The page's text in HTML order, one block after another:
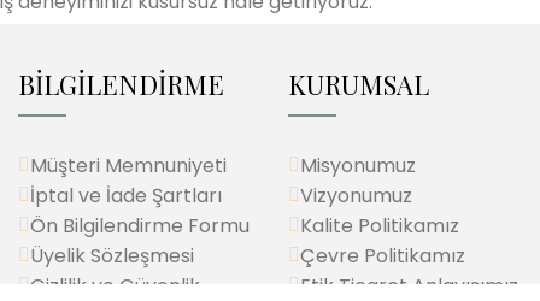
BİLGİLENDİRME
Müşteri Memnuniyeti
İptal ve İade Şartları
Ön Bilgilendirme Formu
Üyelik Sözleşmesi
Gizlilik ve Güvenlik
KURUMSAL
Misyonumuz
Vizyonumuz
Kalite Politikamız
Çevre Politikamız
Etik Ticaret Anlayışımız